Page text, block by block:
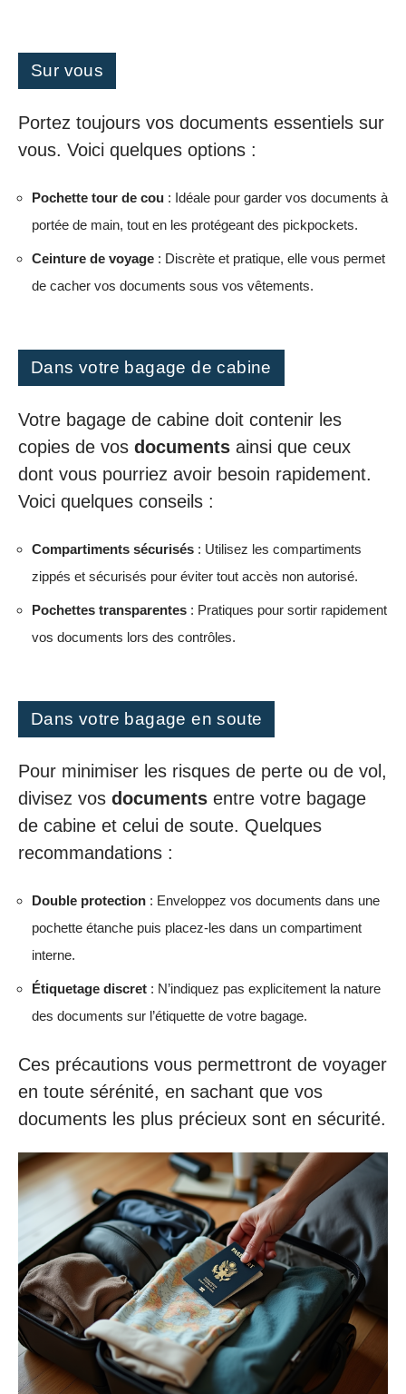
Sur vous
Portez toujours vos documents essentiels sur
vous. Voici quelques options :
Pochette tour de cou : Idéale pour garder vos documents à
portée de main, tout en les protégeant des pickpockets.
Ceinture de voyage : Discrète et pratique, elle vous permet
de cacher vos documents sous vos vêtements.
Dans votre bagage de cabine
Votre bagage de cabine doit contenir les
copies de vos documents ainsi que ceux
dont vous pourriez avoir besoin rapidement.
Voici quelques conseils :
Compartiments sécurisés : Utilisez les compartiments
zippés et sécurisés pour éviter tout accès non autorisé.
Pochettes transparentes : Pratiques pour sortir rapidement
vos documents lors des contrôles.
Dans votre bagage en soute
Pour minimiser les risques de perte ou de vol,
divisez vos documents entre votre bagage
de cabine et celui de soute. Quelques
recommandations :
Double protection : Enveloppez vos documents dans une
pochette étanche puis placez-les dans un compartiment
interne.
Étiquetage discret : N’indiquez pas explicitement la nature
des documents sur l’étiquette de votre bagage.
Ces précautions vous permettront de voyager
en toute sérénité, en sachant que vos
documents les plus précieux sont en sécurité.